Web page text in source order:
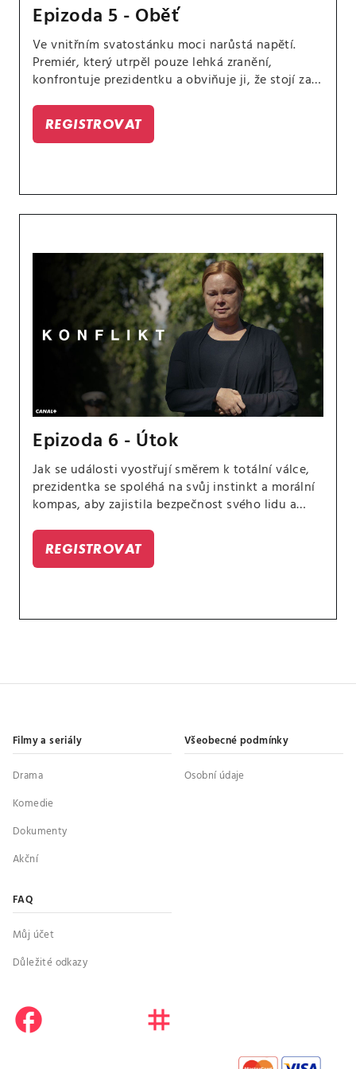
Epizoda 5 - Oběť
Ve vnitřním svatostánku moci narůstá napětí.
Premiér, který utrpěl pouze lehká zranění,
konfrontuje prezidentku a obviňuje ji, že stojí za
urovnání.
REGISTROVAT
Epizoda 6 - Útok
Jak se události vyostřují směrem k totální válce,
prezidentka se spoléhá na svůj instinkt a morální
kompas, aby zajistila bezpečnost svého lidu a
jen několik vteřin před koncem, spojenecké
pozemní síly postupují s impozantní ukázkou síly,
REGISTROVAT
Filmy a seriály
Drama
Komedie
Dokumenty
Akční
Všeobecné podmínky
Osobní údaje
FAQ
Můj účet
Důležité odkazy
facebook
instagram